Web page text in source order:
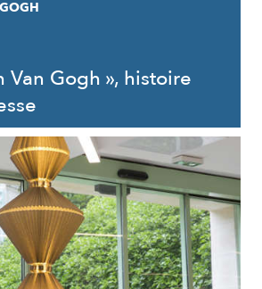
Van Gogh », histoire